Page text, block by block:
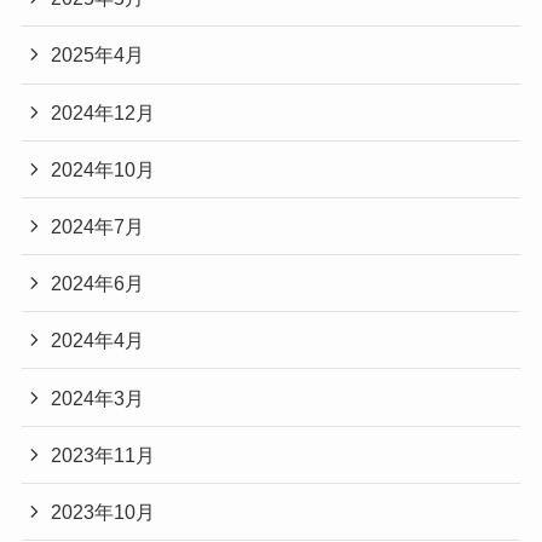
2025年4月
2024年12月
2024年10月
2024年7月
2024年6月
2024年4月
2024年3月
2023年11月
2023年10月